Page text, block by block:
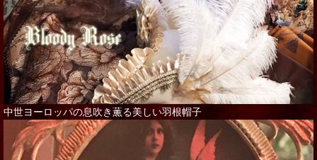
中世ヨーロッパの息吹き薫る美しい羽根帽子